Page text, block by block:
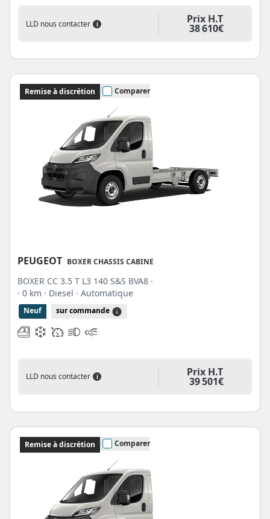
LLD nous contacter i Prix H.T
38 610€
Remise à discrétion Comparer
PEUGEOT BOXER CHASSIS CABINE
BOXER CC 3.5 T L3 140 S&S BVA8 ·
· 0 km · Diesel · Automatique
Neuf sur commande
LLD nous contacter i Prix H.T
39 501€
Remise à discrétion Comparer